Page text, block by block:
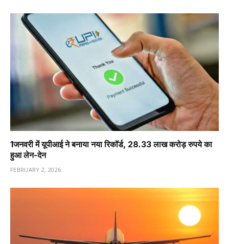
1️जनवरी में यूपीआई ने बनाया नया रिकॉर्ड, 28.33 लाख करोड़ रुपये का
हुआ लेन-देन
FEBRUARY 2, 2026